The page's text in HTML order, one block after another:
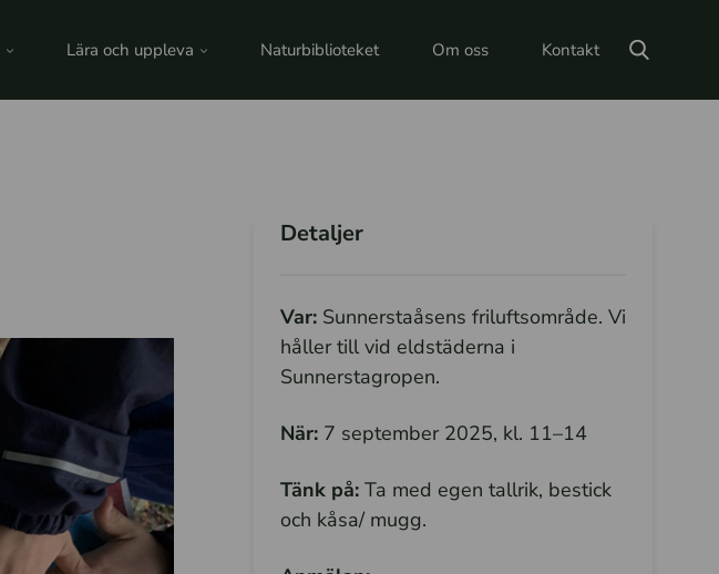
Lära och uppleva Naturbiblioteket Om oss Kontakt
Detaljer
Var: Sunnerstaåsens friluftsområde. Vi
håller till vid eldstäderna i
Sunnerstagropen.
När: 7 september 2025, kl. 11–14
Tänk på: Ta med egen tallrik, bestick
och kåsa/ mugg.